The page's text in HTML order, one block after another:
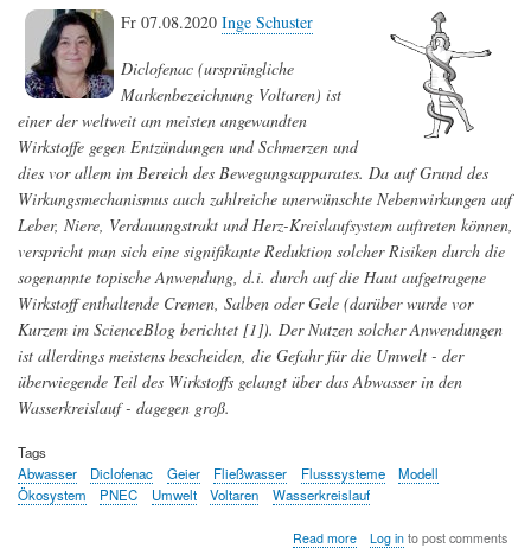
Fr 07.08.2020 Inge Schuster
Diclofenac (ursprüngliche
Markenbezeichnung Voltaren) ist
einer der weltweit am meisten angewandten
Wirkstoffe gegen Entzündungen und Schmerzen und
dies vor allem im Bereich des Bewegungsapparates. Da auf Grund des
Wirkungsmechanismus auch zahlreiche unerwünschte Nebenwirkungen auf
Leber, Niere, Verdauungstrakt und Herz-Kreislaufsystem auftreten können,
verspricht man sich eine signifikante Reduktion solcher Risiken durch die
sogenannte topische Anwendung, d.i. durch auf die Haut aufgetragene
Wirkstoff enthaltende Cremen, Salben oder Gele (darüber wurde vor
Kurzem im ScienceBlog berichtet [1]). Der Nutzen solcher Anwendungen
ist allerdings meistens bescheiden, die Gefahr für die Umwelt - der
überwiegende Teil des Wirkstoffs gelangt über das Abwasser in den
Wasserkreislauf - dagegen groß.
Tags
Abwasser
Diclofenac Geier Fließwasser Flusssysteme
Modell
Ökosystem
PNEC Umwelt Voltaren Wasserkreislauf
Read moreabout
Log into post comments